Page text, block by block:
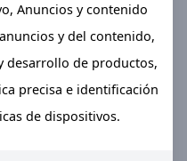
FINANCIERA
Anuncios y contenido
y del contenido,
desarrollo de productos,
precisa e identificación
de dispositivos.